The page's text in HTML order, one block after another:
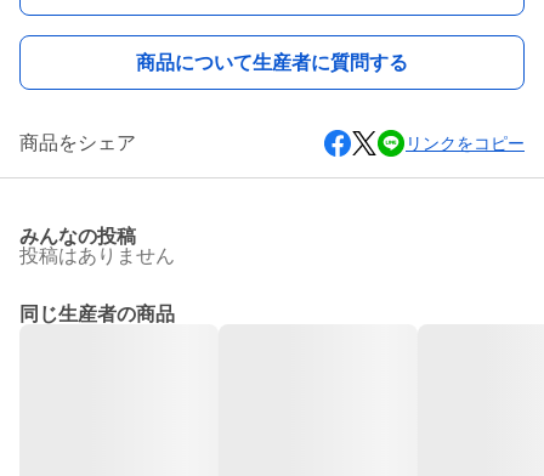
商品について生産者に質問する
商品をシェア リンクをコピー
みんなの投稿
投稿はありません
同じ生産者の商品